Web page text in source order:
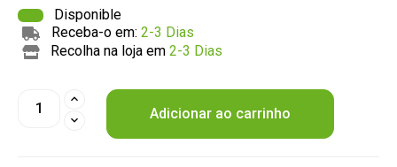
Disponible
Receba-o em:2-3 Dias
Recolha na loja em2-3 Dias
Adicionar ao carrinho